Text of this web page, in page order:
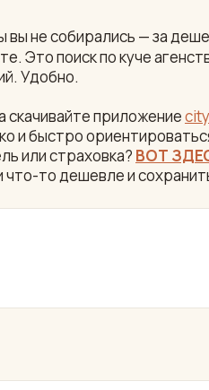
вы не собирались — за
Это поиск по куче
Удобно.
скачивайте приложение
и быстро
или страховка? ВОТ
то дешевле и